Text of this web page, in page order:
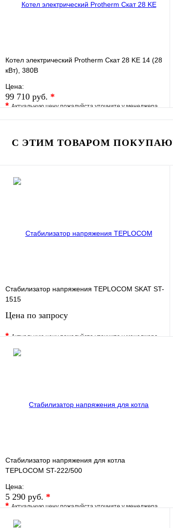
Котел электрический Protherm Скат 28 KE 14 (28
кВт), 380В
Цена:
99 710 руб. *
*Актуальную цену пожалуйста уточните у менеджера
В избранное Сравнение
В корзину
С ЭТИМ ТОВАРОМ
Стабилизатор напряжения TEPLOCOM SKAT ST-
1515
Цена по запросу
*Актуальную цену пожалуйста уточните у менеджера
В избранное
Стабилизатор напряжения для котла
TEPLOCOM ST-222/500
Цена:
5 290 руб. *
*Актуальную цену пожалуйста уточните у менеджера
В избранное